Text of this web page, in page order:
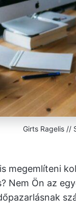
Girts Ragelis //
megemlíteni
Nem Ön az